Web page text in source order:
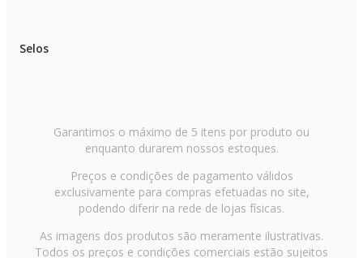
Selos
Garantimos o máximo de 5 itens por produto ou
enquanto durarem nossos estoques.
Preços e condições de pagamento válidos
exclusivamente para compras efetuadas no site,
podendo diferir na rede de lojas físicas.
As imagens dos produtos são meramente ilustrativas.
Todos os preços e condições comerciais estão sujeitos